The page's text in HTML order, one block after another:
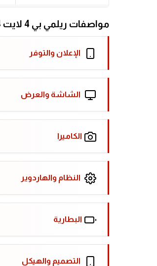
مواصفات ريلمي بي 4 لايت 4 جي التفصيلية
الإعلان والتوفر
الشاشة والعرض
الكاميرا
النظام والهاردوير
البطارية
التصميم والهيكل